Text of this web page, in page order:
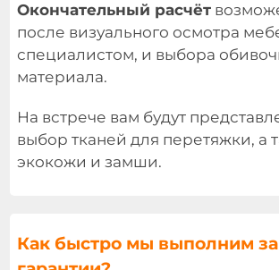
Окончательный расчёт
после визуального осмотра
специалистом, и выбора
материала.
На встрече вам будут
выбор тканей для перетяжки, а
экокожи и замши.
Как быстро мы выполним